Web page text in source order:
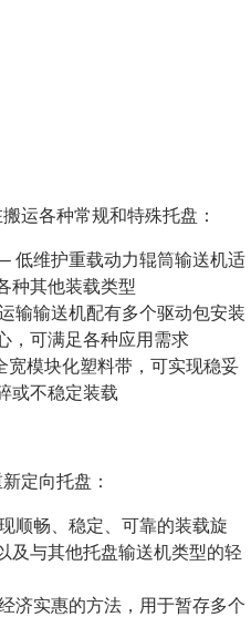
运各种常规和特殊托盘：
低维护重载动力辊筒输送机适
种其他装载类型
输输送机配有多个驱动包安装
，可满足各种应用需求
宽模块化塑料带，可实现稳妥
或不稳定装载
定向托盘：
顺畅、稳定、可靠的装载旋
及与其他托盘输送机类型的轻
济实惠的方法，用于暂存多个